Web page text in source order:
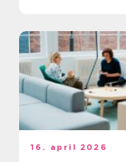
16. april 2026